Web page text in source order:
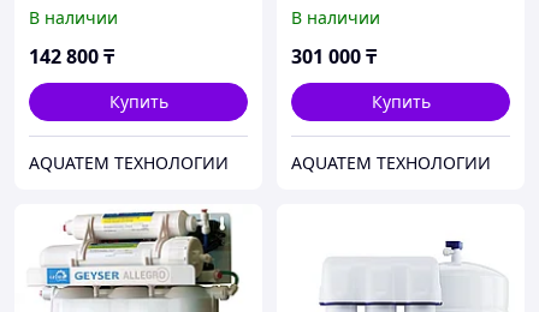
В наличии
142 800₸
Купить
AQUATEM ТЕХНОЛОГИИ
В наличии
301 000₸
Купить
AQUATEM ТЕХНОЛОГИИ